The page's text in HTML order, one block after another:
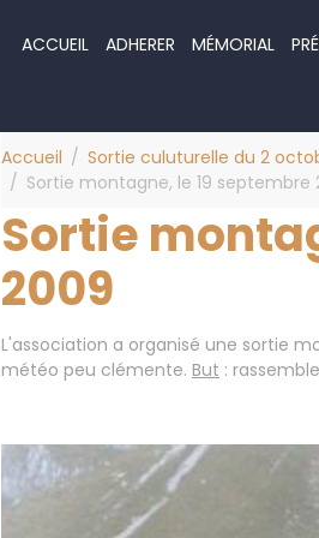
ACCUEIL ADHERER MÉMORIAL
Accueil
Sortie culuturelle du 2
Sortie montagne, le 19 septembre
Sortie
2009
L'association a organisé une sortie
météo peu clémente. But :